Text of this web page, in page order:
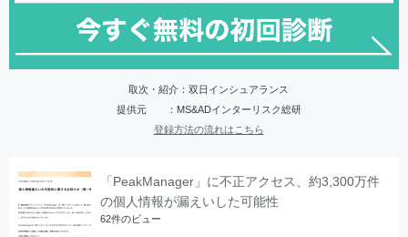
取次・紹介：双日インシュアランス
提供元 ：MS&ADインターリスク総研
登録方法の流れはこちら
「PeakManager」に不正アクセス、約3,300万件
の個人情報が漏えいした可能性
62件のビュー